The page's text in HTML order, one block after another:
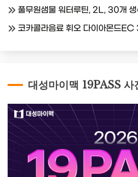
풀무원샘물 워터루틴, 2L, 30개 생
코카콜라음료 휘오 다이아몬드
대성마이맥 19PASS 사